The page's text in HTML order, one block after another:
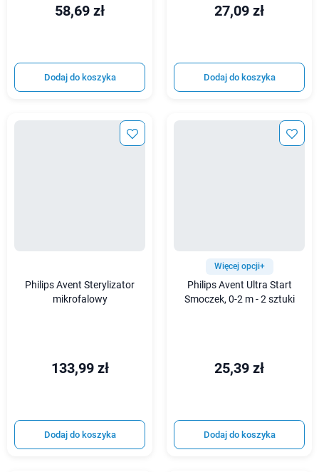
58,69 zł
Dodaj do koszyka
27,09 zł
Dodaj do koszyka
Philips Avent Sterylizator
mikrofalowy
133,99 zł
Dodaj do koszyka
Więcej opcji+
Philips Avent Ultra Start
Smoczek, 0-2 m - 2 sztuki
25,39 zł
Dodaj do koszyka